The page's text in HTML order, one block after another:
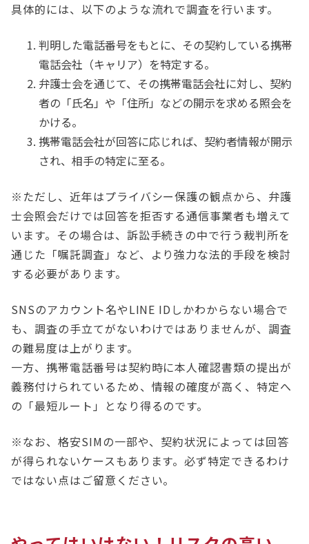
具体的には、以下のような流れで調査を行います。
判明した電話番号をもとに、その契約している携帯
電話会社（キャリア）を特定する。
弁護士会を通じて、その携帯電話会社に対し、契約
者の「氏名」や「住所」などの開示を求める照会を
かける。
携帯電話会社が回答に応じれば、契約者情報が開示
され、相手の特定に至る。
※ただし、近年はプライバシー保護の観点から、弁護
士会照会だけでは回答を拒否する通信事業者も増えて
います。その場合は、訴訟手続きの中で行う裁判所を
通じた「嘱託調査」など、より強力な法的手段を検討
する必要があります。
SNSのアカウント名やLINE IDしかわからない場合で
も、調査の手立てがないわけではありませんが、調査
の難易度は上がります。
一方、携帯電話番号は契約時に本人確認書類の提出が
義務付けられているため、情報の確度が高く、特定へ
の「最短ルート」となり得るのです。
※なお、格安SIMの一部や、契約状況によっては回答
が得られないケースもあります。必ず特定できるわけ
ではない点はご留意ください。